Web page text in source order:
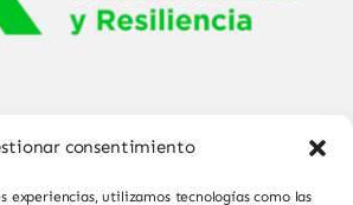
consentimiento
experiencias, utilizamos tecnologías como las